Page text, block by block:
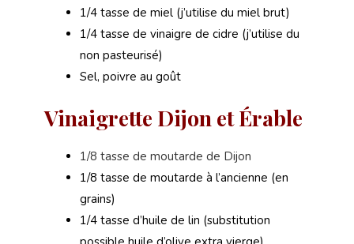
1/4 tasse de miel (j’utilise du miel brut)
1/4 tasse de vinaigre de cidre (j’utilise du
non pasteurisé)
Sel, poivre au goût
Vinaigrette Dijon et Érable
1/8 tasse de moutarde de Dijon
1/8 tasse de moutarde à l’ancienne (en
grains)
1/4 tasse d’huile de lin (substitution